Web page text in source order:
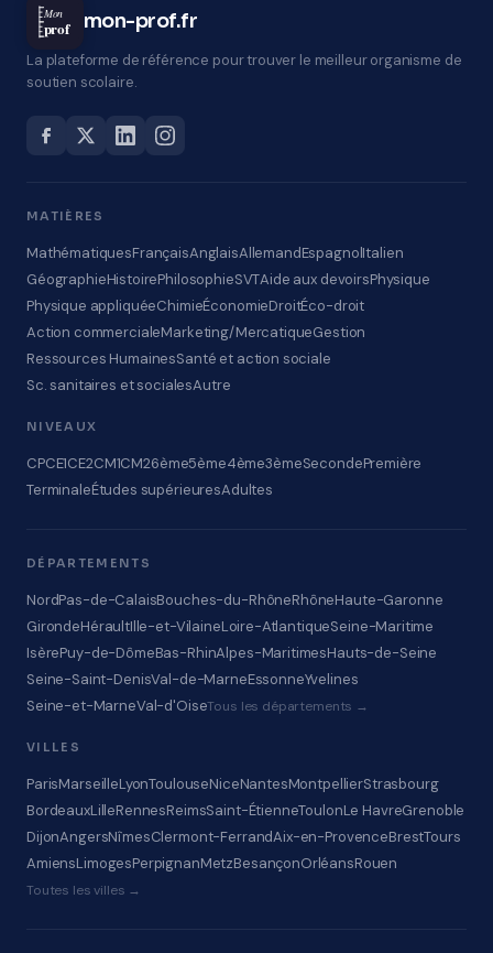
Mon
prof mon-prof.fr
La plateforme de référence pour trouver le meilleur organisme de
soutien scolaire.
MATIÈRES
MathématiquesFrançaisAnglaisAllemandEspagnolItalien
GéographieHistoirePhilosophieSVTAide aux devoirsPhysique
Physique appliquéeChimieÉconomieDroitÉco-droit
Action commercialeMarketing/MercatiqueGestion
Ressources HumainesSanté et action sociale
Sc. sanitaires et socialesAutre
NIVEAUX
CPCE1CE2CM1CM26ème5ème4ème3èmeSecondePremière
TerminaleÉtudes supérieuresAdultes
DÉPARTEMENTS
NordPas-de-CalaisBouches-du-RhôneRhôneHaute-Garonne
GirondeHéraultIlle-et-VilaineLoire-AtlantiqueSeine-Maritime
IsèrePuy-de-DômeBas-RhinAlpes-MaritimesHauts-de-Seine
Seine-Saint-DenisVal-de-MarneEssonneYvelines
Seine-et-MarneVal-d'OiseTous les départements →
VILLES
ParisMarseilleLyonToulouseNiceNantesMontpellierStrasbourg
BordeauxLilleRennesReimsSaint-ÉtienneToulonLe HavreGrenoble
DijonAngersNîmesClermont-FerrandAix-en-ProvenceBrestTours
AmiensLimogesPerpignanMetzBesançonOrléansRouen
Toutes les villes →